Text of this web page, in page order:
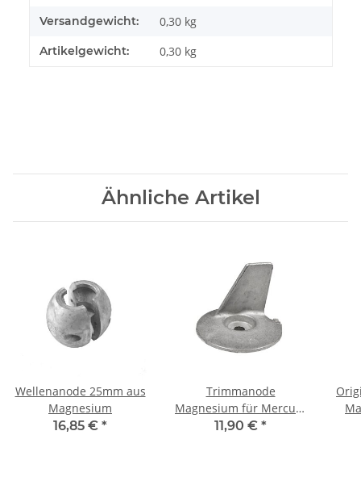
Versandgewicht: 0,30 kg
Artikelgewicht: 0,30 kg
Ähnliche Artikel
Wellenanode 25mm aus
Magnesium
16,85 € *
Trimmanode
Magnesium für Mercury
8-20PS
11,90 € *